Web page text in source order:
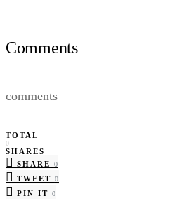
Comments
comments
TOTAL
0
SHARES
SHARE
0
TWEET 0
PIN IT 0